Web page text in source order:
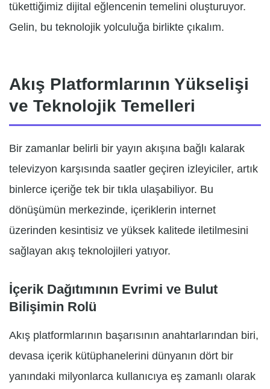
tükettiğimiz dijital eğlencenin temelini oluşturuyor.
Gelin, bu teknolojik yolculuğa birlikte çıkalım.
Akış Platformlarının Yükselişi
ve Teknolojik Temelleri
Bir zamanlar belirli bir yayın akışına bağlı kalarak
televizyon karşısında saatler geçiren izleyiciler, artık
binlerce içeriğe tek bir tıkla ulaşabiliyor. Bu
dönüşümün merkezinde, içeriklerin internet
üzerinden kesintisiz ve yüksek kalitede iletilmesini
sağlayan akış teknolojileri yatıyor.
İçerik Dağıtımının Evrimi ve Bulut
Bilişimin Rolü
Akış platformlarının başarısının anahtarlarından biri,
devasa içerik kütüphanelerini dünyanın dört bir
yanındaki milyonlarca kullanıcıya eş zamanlı olarak